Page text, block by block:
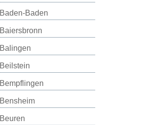
Baden-Baden
Baiersbronn
Balingen
Beilstein
Bempflingen
Bensheim
Beuren